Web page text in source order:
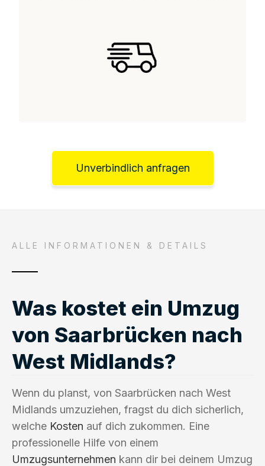
Unverbindlich anfragen
ALLE INFORMATIONEN & DETAILS
Was kostet ein Umzug
von Saarbrücken nach
West Midlands?
Wenn du planst, von Saarbrücken nach West
Midlands umzuziehen, fragst du dich sicherlich,
welche Kosten auf dich zukommen. Eine
professionelle Hilfe von einem
Umzugsunternehmen kann dir bei deinem Umzug